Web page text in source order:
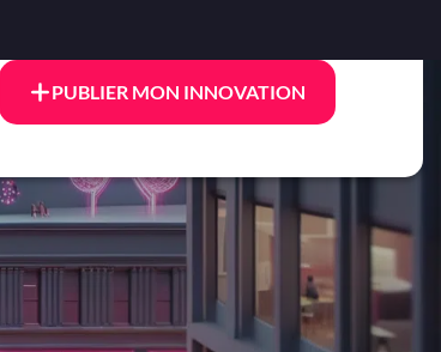
PUBLIER MON INNOVATION